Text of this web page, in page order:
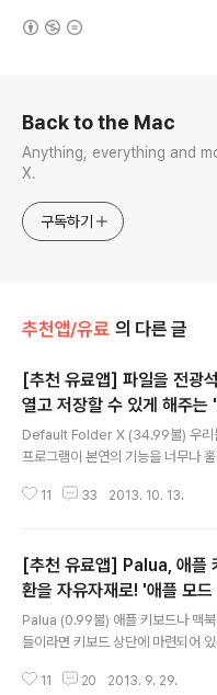
Back to the Mac
Anything, everything and
X.
구독하기
추천앱/유료 의 다른 글
[추천 유료앱] 파일을 전광
열고 저장할 수 있게 해주
r X'
Default Folder X (34.99불) 우리
프로그램이 본연의 기능을 너무나
나 중요성 자체를 잊고 지내는 경우
이유로 앱을 구매하고 맥에 설치했
지만, 이제 그 앱이 없던 시절로 다시
하기조차 어려운 일이 되어버립니다
하신 분들은 어떤 느낌인지 잘 아실
리는 'Default Folder X'도 제게 있
11 33 2013. 10. 13.
[추천 유료앱] Palua, 애플
환을 자유자재로! '애플 모
Palua (0.99불) 애플 키보드나 맥
들이라면 키보드 상단에 마련되어
밝기 조절, 아이튠즈 노래 재생 기능,
11 20 2013. 9. 29.